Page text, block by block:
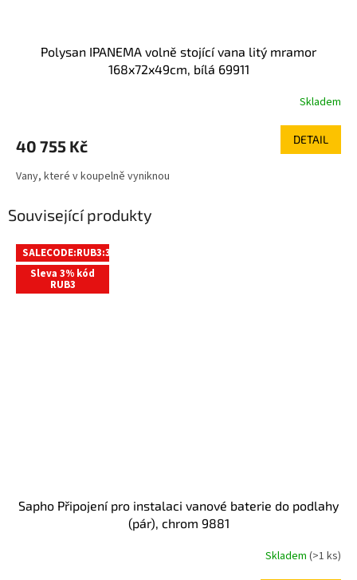
Související produkty
SALECODE:RUB3:3:%
Sleva 3% kód
RUB3
Sapho Připojení pro instalaci vanové baterie do podlahy
(pár), chrom 9881
Skladem (>1 ks)
Polysan IPANEMA volně stojící vana litý mramor
168x72x49cm, bílá 69911
Skladem
40 755 Kč DETAIL
Vany, které v koupelně vyniknou